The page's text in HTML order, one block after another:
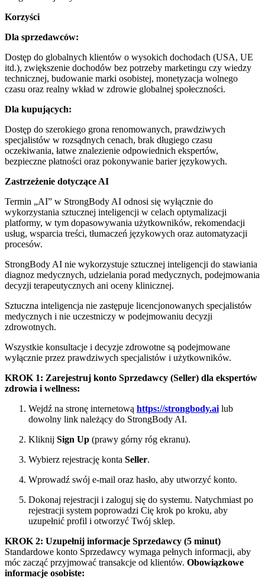
Korzyści
Dla sprzedawców:
Dostęp do globalnych klientów o wysokich dochodach (USA, UE
itd.), zwiększenie dochodów bez potrzeby marketingu czy wiedzy
technicznej, budowanie marki osobistej, monetyzacja wolnego
czasu oraz realny wkład w zdrowie globalnej społeczności.
Dla kupujących:
Dostęp do szerokiego grona renomowanych, prawdziwych
specjalistów w rozsądnych cenach, brak długiego czasu
oczekiwania, łatwe znalezienie odpowiednich ekspertów,
bezpieczne płatności oraz pokonywanie barier językowych.
Zastrzeżenie dotyczące AI
Termin „AI” w StrongBody AI odnosi się wyłącznie do
wykorzystania sztucznej inteligencji w celach optymalizacji
platformy, w tym dopasowywania użytkowników, rekomendacji
usług, wsparcia treści, tłumaczeń językowych oraz automatyzacji
procesów.
StrongBody AI nie wykorzystuje sztucznej inteligencji do stawiania
diagnoz medycznych, udzielania porad medycznych, podejmowania
decyzji terapeutycznych ani oceny klinicznej.
Sztuczna inteligencja nie zastępuje licencjonowanych specjalistów
medycznych i nie uczestniczy w podejmowaniu decyzji
zdrowotnych.
Wszystkie konsultacje i decyzje zdrowotne są podejmowane
wyłącznie przez prawdziwych specjalistów i użytkowników.
KROK 1: Zarejestruj konto Sprzedawcy (Seller) dla ekspertów
zdrowia i wellness:
Wejdź na stronę internetową https://strongbody.ai lub
dowolny link należący do StrongBody AI.
Kliknij Sign Up (prawy górny róg ekranu).
Wybierz rejestrację konta Seller.
Wprowadź swój e-mail oraz hasło, aby utworzyć konto.
Dokonaj rejestracji i zaloguj się do systemu. Natychmiast po
rejestracji system poprowadzi Cię krok po kroku, aby
uzupełnić profil i otworzyć Twój sklep.
KROK 2: Uzupełnij informacje Sprzedawcy (5 minut)
Standardowe konto Sprzedawcy wymaga pełnych informacji, aby
móc zacząć przyjmować transakcje od klientów. Obowiązkowe
informacje osobiste: